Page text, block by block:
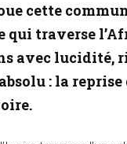
cette
qui traverse
avec lucidité,
: la